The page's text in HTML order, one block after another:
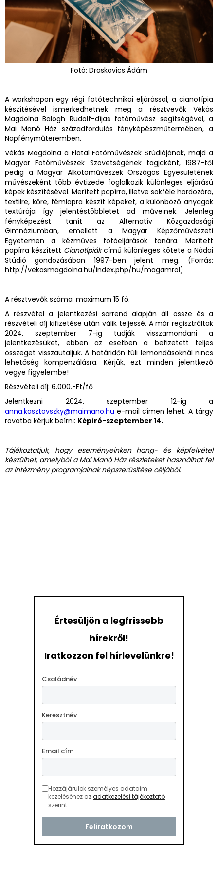
Fotó: Draskovics Ádám
A workshopon egy régi fotótechnikai eljárással, a cianotípia
készítésével ismerkedhetnek meg a résztvevők Vékás
Magdolna Balogh Rudolf-díjas fotóművész segítségével, a
Mai Manó Ház századfordulós fényképészműtermében, a
Napfényműteremben.
Vékás Magdolna a Fiatal Fotóművészek Stúdiójának, majd a
Magyar Fotóművészek Szövetségének tagjaként, 1987-től
pedig a Magyar Alkotóművészek Országos Egyesületének
művészeként több évtizede foglalkozik különleges eljárású
képek készítésével. Merített papírra, illetve sokféle hordozóra,
textilre, kőre, fémlapra készít képeket, a különböző anyagok
textúrája így jelentéstöbbletet ad műveinek. Jelenleg
fényképezést tanít az Alternatív Közgazdasági
Gimnáziumban, emellett a Magyar Képzőművészeti
Egyetemen a kézműves fotóeljárások tanára. Merített
papírra készített Cianotípiákcímű különleges kötete a Nádai
Stúdió gondozásában 1997-ben jelent meg. (Forrás:
http://vekasmagdolna.hu/index.php/hu/magamrol)
A résztvevők száma: maximum 15 fő.
A részvétel a jelentkezési sorrend alapján áll össze és a
részvételi díj kifizetése után válik teljessé. A már regisztráltak
2024. szeptember 7-ig tudják visszamondani a
jelentkezésüket, ebben az esetben a befizetett teljes
összeget visszautaljuk. A határidőn túli lemondásoknál nincs
lehetőség kompenzálásra. Kérjük, ezt minden jelentkező
vegye figyelembe!
Részvételi díj: 6.000.-Ft/fő
Jelentkezni 2024. szeptember 12-ig a
anna.kasztovszky@maimano.hu e-mail címen lehet. A tárgy
rovatba kérjük beírni: Képíró-szeptember 14.
Tájékoztatjuk, hogy eseményeinken hang- és képfelvétel
készülhet, amelyből a Mai Manó Ház részleteket használhat fel
az intézmény programjainak népszerűsítése céljából.
Értesüljön a legfrissebb
hírekről!
Iratkozzon fel hírlevelünkre!
Családnév
Keresztnév
Email cím
Hozzájárulok személyes adataim
kezeléséhez azadatkezelési tájékoztató
szerint.